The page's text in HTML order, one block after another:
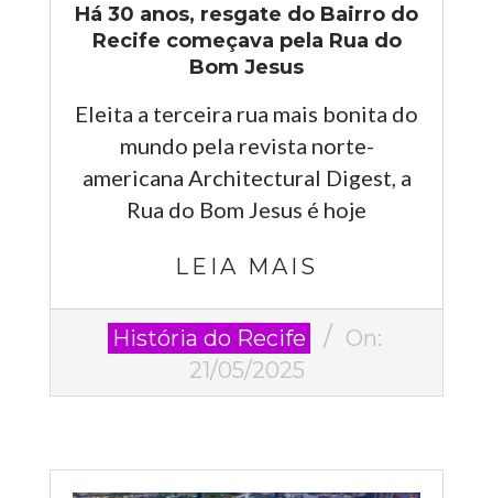
Há 30 anos, resgate do Bairro do
Recife começava pela Rua do
Bom Jesus
Eleita a terceira rua mais bonita do
mundo pela revista norte-
americana Architectural Digest, a
Rua do Bom Jesus é hoje
LEIA MAIS
2025-
História do Recife
On:
21/05/2025